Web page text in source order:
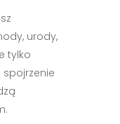
urody,
tylko